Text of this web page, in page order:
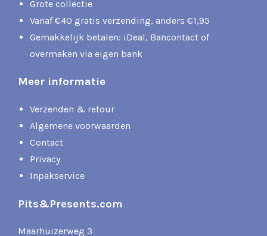
Grote collectie
Vanaf €40 gratis verzending, anders €1,95
Gemakkelijk betalen: iDeal, Bancontact of
overmaken via eigen bank
Meer informatie
Verzenden & retour
Algemene voorwaarden
Contact
Privacy
Inpakservice
Pits&Presents.com
Maarhuizerweg 3